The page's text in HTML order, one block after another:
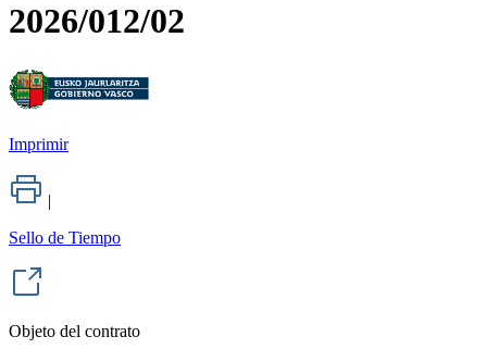
2026/012/02
Imprimir
|
Sello de Tiempo
Objeto del contrato